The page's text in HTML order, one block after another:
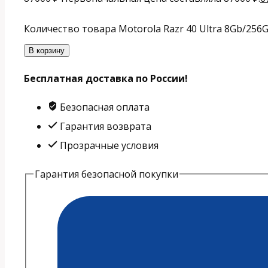
Количество товара Motorola Razr 40 Ultra 8Gb/
В корзину
Бесплатная доставка по России!
Безопасная оплата
Гарантия возврата
Прозрачные условия
Гарантия безопасной покупки